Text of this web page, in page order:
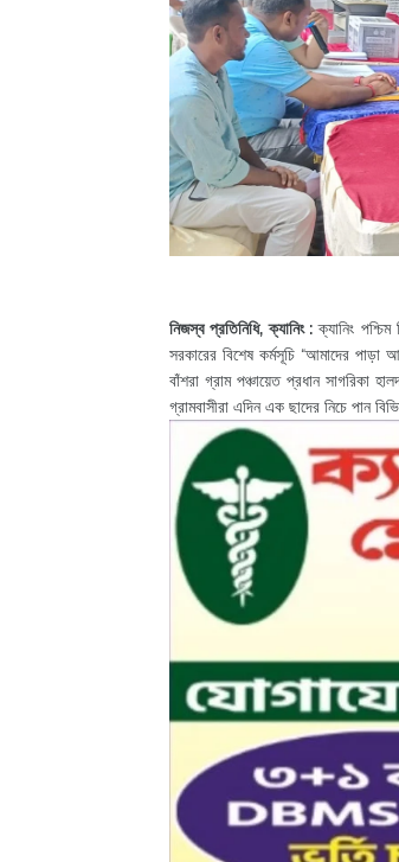
নিজস্ব প্রতিনিধি, ক্যানিং :ক্যানিং পশ্চিম
সরকারের বিশেষ কর্মসূচি “আমাদের পাড়া
বাঁশরা গ্রাম পঞ্চায়েত প্রধান সাগরিকা
গ্রামবাসীরা এদিন এক ছাদের নিচে পান